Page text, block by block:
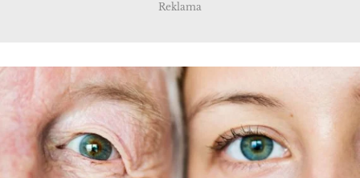
Reklama